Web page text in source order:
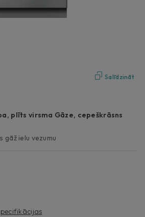
Salīdzināt
plīts virsma Gāze, cepeškrāsns
gāž ielu vezumu